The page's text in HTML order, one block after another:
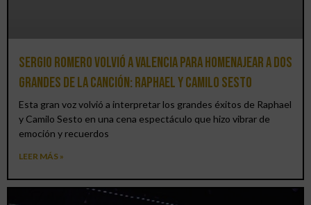
Sergio Romero volvió a Valencia para homenajear a dos
grandes de la canción: Raphael y Camilo Sesto
Esta gran voz volvió a interpretar los grandes éxitos de Raphael
y Camilo Sesto en una cena espectáculo que hizo vibrar de
emoción y recuerdos
LEER MÁS »